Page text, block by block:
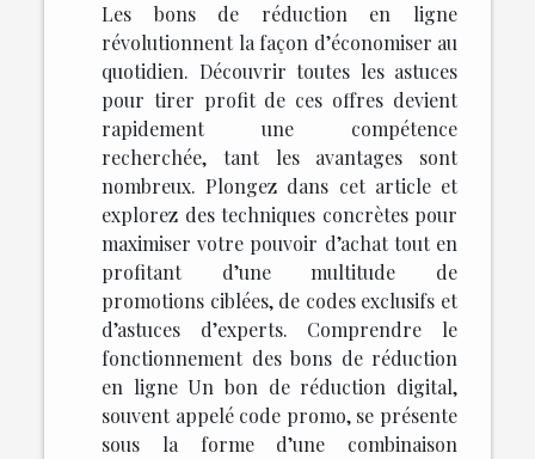
Les bons de réduction en ligne
révolutionnent la façon d’économiser au
quotidien. Découvrir toutes les astuces
pour tirer profit de ces offres devient
rapidement une compétence
recherchée, tant les avantages sont
nombreux. Plongez dans cet article et
explorez des techniques concrètes pour
maximiser votre pouvoir d’achat tout en
profitant d’une multitude de
promotions ciblées, de codes exclusifs et
d’astuces d’experts. Comprendre le
fonctionnement des bons de réduction
en ligne Un bon de réduction digital,
souvent appelé code promo, se présente
sous la forme d’une combinaison